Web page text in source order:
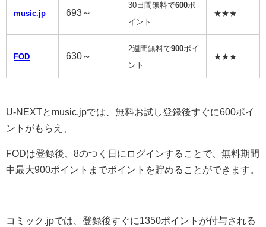
music.jp 693～
30日間無料で600ポ
イント
★★★
FOD 630～
2週間無料で900ポイ
ント
★★★
U-NEXTとmusic.jpでは、無料お試し登録後すぐに600ポイ
ントがもらえ、
FODは登録後、8のつく日にログインすることで、無料期間
中最大900ポイントまでポイントを貯めることができます。
コミック.jpでは、登録後すぐに1350ポイントが付与される